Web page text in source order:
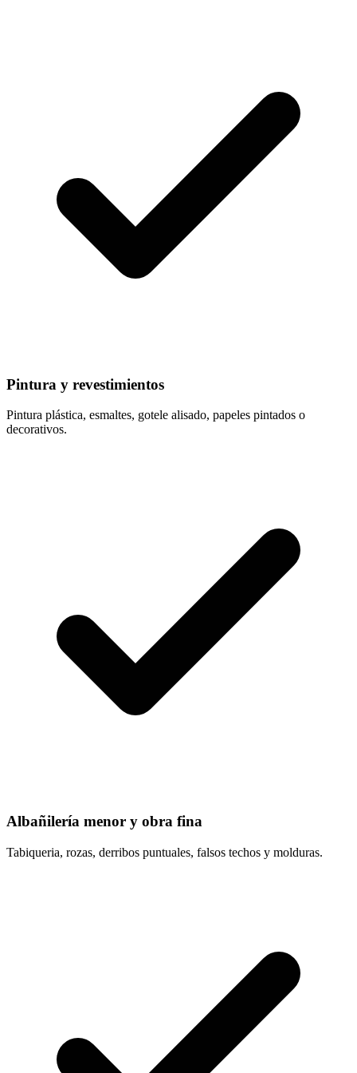
Pintura y revestimientos
Pintura plástica, esmaltes, gotele alisado, papeles pintados o
decorativos.
Albañilería menor y obra fina
Tabiqueria, rozas, derribos puntuales, falsos techos y molduras.